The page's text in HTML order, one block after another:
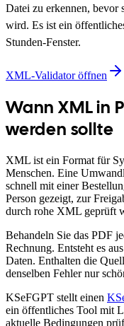
Datei zu erkennen, bevor
wird. Es ist ein
Stunden-Fenster.
XML-Validator öffnen
Wann XML in
werden sollte
XML ist ein Format für
Menschen. Eine
schnell mit einer
Person gezeigt, zur
durch rohe XML geprüft
Behandeln Sie das PDF
Rechnung. Entsteht es
Daten. Enthalten die
denselben Fehler nur
KSeFGPT stellt einen
ein öffentliches Tool mit
aktuelle Bedingungen